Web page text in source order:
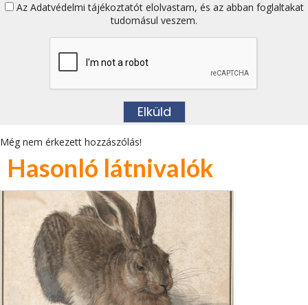
Az Adatvédelmi tájékoztatótelolvastam, és az abban foglaltakat
tudomásul veszem.
Még nem érkezett hozzászólás!
Hasonló látnivalók